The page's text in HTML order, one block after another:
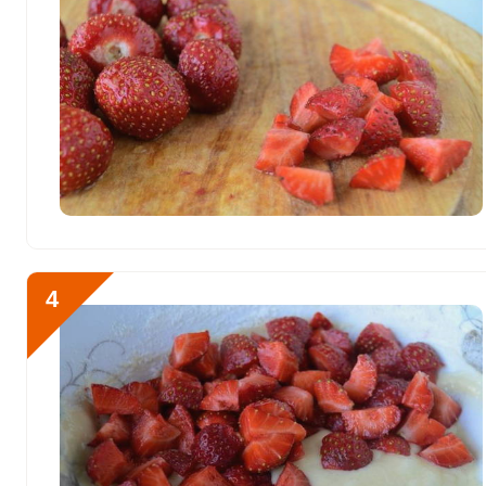
23.9 мкг
Кобальт 10.8 мкг
Литий 3 мкг
Марганец 0.2 мкг
Медь 189.2 мкг
Рубидий
Селен 18.6 мкг
Фтор 74.7 мкг
Хром 6.8 мкг
Цинк 1.2 мг
4